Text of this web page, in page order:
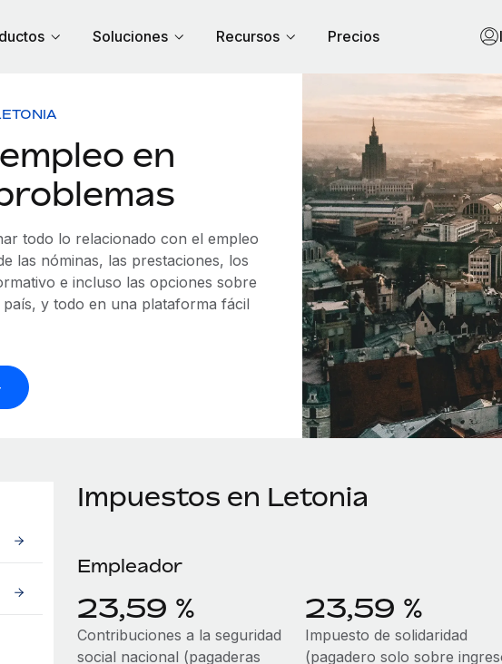
Soluciones Recursos Precios
en
todo lo relacionado con el empleo
las nóminas, las prestaciones, los
e incluso las opciones sobre
y todo en una plataforma fácil
Impuestos en Letonia
Empleador
23,59 %
Contribuciones a la seguridad
social nacional (pagaderas
23,59 %
Impuesto de solidaridad
(pagadero solo sobre